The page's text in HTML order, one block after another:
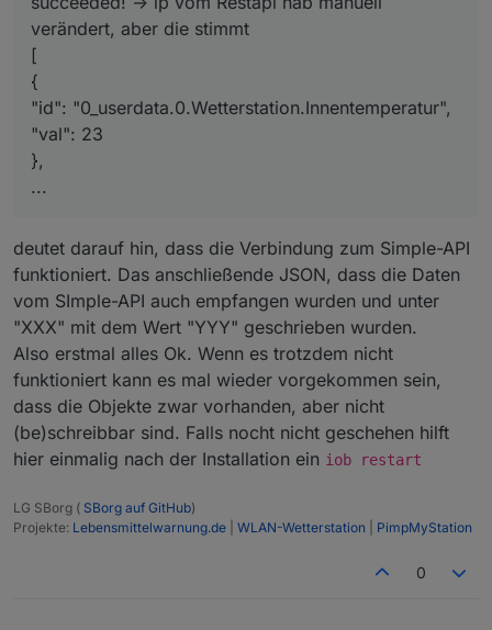
Also meiner Meinung nach funktioniert die
Installation am neuen RasPi soweit. Allerdings
dann kriege ich wieder daten in den Iobroker
Hast du einen Tip wo es da hacken kann?
verändert, aber die stimmt
[
{
"id": "0_userdata.0.Wetterstation.Innentemperatur",
"val": 23
},
...
deutet darauf hin, dass die Verbindung zum Simple-API
funktioniert. Das anschließende JSON, dass die Daten
vom SImple-API auch empfangen wurden und unter
"XXX" mit dem Wert "YYY" geschrieben wurden.
Also erstmal alles Ok. Wenn es trotzdem nicht
funktioniert kann es mal wieder vorgekommen sein,
dass die Objekte zwar vorhanden, aber nicht
(be)schreibbar sind. Falls nocht nicht geschehen hilft
hier einmalig nach der Installation ein iob restart
LG SBorg ( SBorg auf GitHub)
Projekte: Lebensmittelwarnung.de WLAN-Wetterstation PimpMyStation
0